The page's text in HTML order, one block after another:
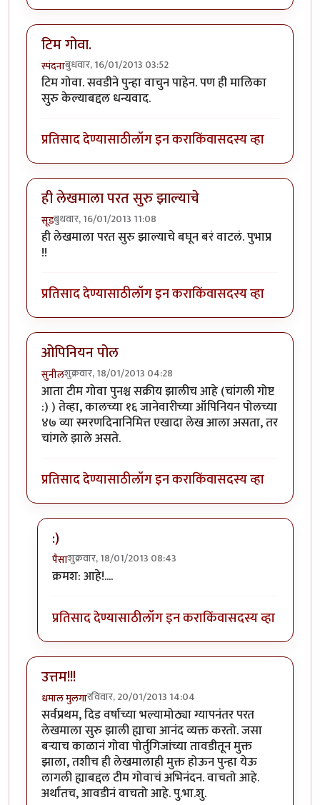
टिम गोवा.
स्पंदनाबुधवार, 16/01/2013 03:52
टिम गोवा. सवडीने पुन्हा वाचुन पाहेन. पण ही मालिका
सुरु केल्याबद्दल धन्यवाद.
प्रतिसाद देण्यासाठीलॉग इन कराकिंवासदस्य व्हा
ही लेखमाला परत सुरु झाल्याचे
सूडबुधवार, 16/01/2013 11:08
ही लेखमाला परत सुरु झाल्याचे बघून बरं वाटलं. पुभाप्र
!!
प्रतिसाद देण्यासाठीलॉग इन कराकिंवासदस्य व्हा
ओपिनियन पोल
सुनीलशुक्रवार, 18/01/2013 04:28
आता टीम गोवा पुनश्च सक्रीय झालीच आहे (चांगली गोष्ट
:) ) तेव्हा, कालच्या १६ जानेवारीच्या ऑपिनियन पोलच्या
४७ व्या स्मरणदिनानिमित्त एखादा लेख आला असता, तर
चांगले झाले असते.
प्रतिसाद देण्यासाठीलॉग इन कराकिंवासदस्य व्हा
:)
पैसाशुक्रवार, 18/01/2013 08:43
In reply toओपिनियन पोल
क्रमश: आहे!....
प्रतिसाद देण्यासाठीलॉग इन कराकिंवासदस्य व्हा
उत्तम!!!
धमाल मुलगारविवार, 20/01/2013 14:04
सर्वप्रथम, दिड वर्षाच्या भल्यामोठ्या ग्यापनंतर परत
लेखमाला सुरु झाली ह्याचा आनंद व्यक्त करतो. जसा
बर्‍याच काळानं गोवा पोर्तुगिजांच्या तावडीतून मुक्त
झाला, तशीच ही लेखमालाही मुक्त होऊन पुन्हा येऊ
लागली ह्याबद्दल टीम गोवाचं अभिनंदन. वाचतो आहे.
अर्थातच, आवडीनं वाचतो आहे. पु.भा.शु.